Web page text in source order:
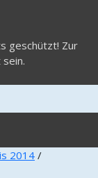
geschützt! Zur
2014/